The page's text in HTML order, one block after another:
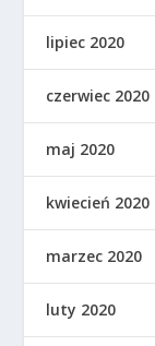
lipiec 2020
czerwiec 2020
maj 2020
kwiecień 2020
marzec 2020
luty 2020